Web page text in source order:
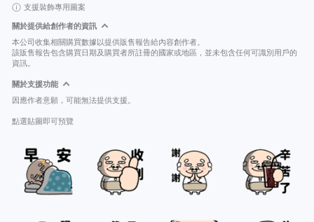
支援裝飾專用圖案
關於提供給創作者的資訊
本公司收集相關購買數據以提供販售報告給內容創作者。
該販售報告包含購買日期及購買者所註冊的國家或地區，並未包含任何可識別用戶的
資訊。
關於支援功能
因應作者意願，可能無法提供支援。
點選貼圖即可預覽